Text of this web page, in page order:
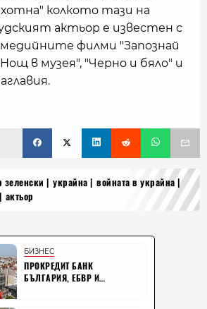
колкото тази на
актьор е известен с
филми "Запознай
в музея", "Черно и бяло" и
зеленски украйна
войната в украйна
актьор